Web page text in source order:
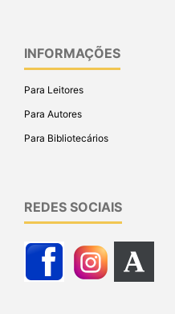
INFORMAÇÕES
Para Leitores
Para Autores
Para Bibliotecários
REDES SOCIAIS